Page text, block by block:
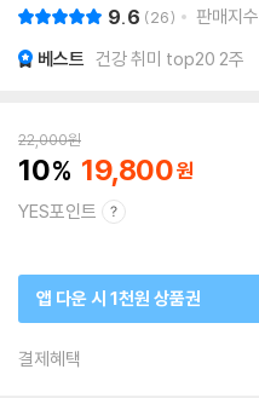
9.6 26 판매지수
베스트 건강 취미 top20 2주
22,000원
10 19,800
YES포인트
앱 다운 시 1천원 상품권
결제혜택